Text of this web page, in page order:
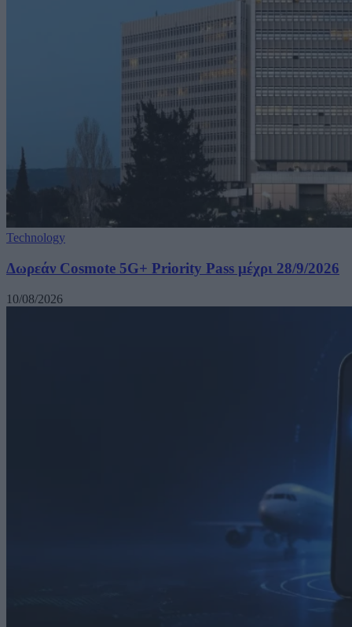
Technology
Δωρεάν Cosmote 5G+ Priority Pass μέχρι 28/9/2026
10/08/2026